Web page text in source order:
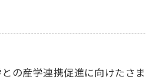
の産学連携促進に向けたさ